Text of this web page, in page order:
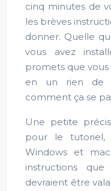
cinq minutes de
les brèves
donner. Quelle
vous avez
promets que vous
en un rien de
comment ça se
Une petite
pour le tutoriel,
Windows et
instructions que
devraient être